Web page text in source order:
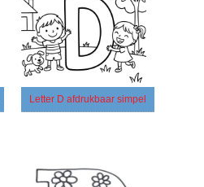
Letter D afdrukbaar simpel